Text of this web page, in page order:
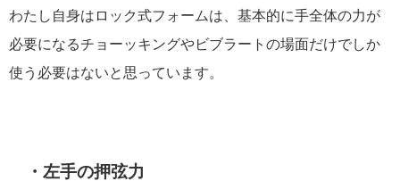
わたし自身はロック式フォームは、基本的に手全体の力が
必要になるチョーッキングやビブラートの場面だけでしか
使う必要はないと思っています。
・左手の押弦力